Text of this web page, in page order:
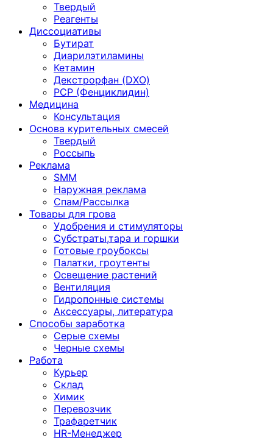
Твердый
Реагенты
Диссоциативы
Бутират
Диарилэтиламины
Кетамин
Декстрорфан (DXO)
PCP (Фенциклидин)
Медицина
Консультация
Основа курительных смесей
Твердый
Россыпь
Реклама
SMM
Наружная реклама
Спам/Рассылка
Товары для грова
Удобрения и стимуляторы
Субстраты,тара и горшки
Готовые гроубоксы
Палатки, гроутенты
Освещение растений
Вентиляция
Гидропонные системы
Аксессуары, литература
Способы заработка
Серые схемы
Черные схемы
Работа
Курьер
Склад
Химик
Перевозчик
Трафаретчик
HR-Менеджер